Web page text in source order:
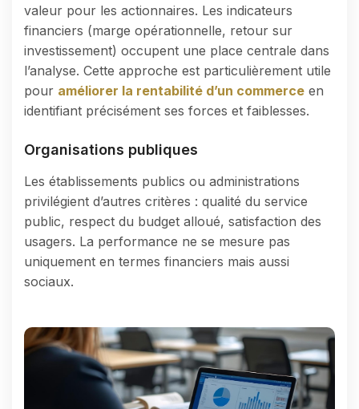
valeur pour les actionnaires. Les indicateurs
financiers (marge opérationnelle, retour sur
investissement) occupent une place centrale dans
l’analyse. Cette approche est particulièrement utile
pour améliorer la rentabilité d’un commerce en
identifiant précisément ses forces et faiblesses.
Organisations publiques
Les établissements publics ou administrations
privilégient d’autres critères : qualité du service
public, respect du budget alloué, satisfaction des
usagers. La performance ne se mesure pas
uniquement en termes financiers mais aussi
sociaux.